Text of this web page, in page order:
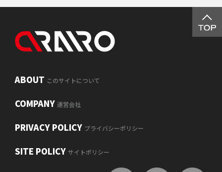
ABOUT このサイトについて
COMPANY 運営会社
PRIVACY POLICY プライバシーポリシー
SITE POLICY サイトポリシー